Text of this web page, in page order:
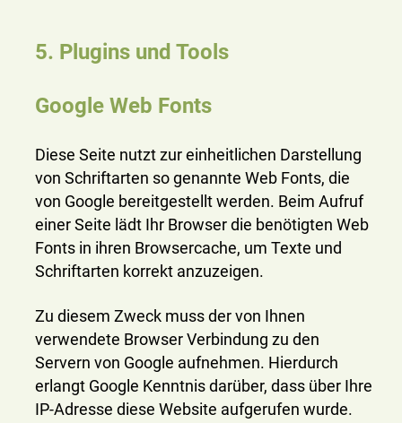
5. Plugins und Tools
Google Web Fonts
Diese Seite nutzt zur einheitlichen Darstellung
von Schriftarten so genannte Web Fonts, die
von Google bereitgestellt werden. Beim Aufruf
einer Seite lädt Ihr Browser die benötigten Web
Fonts in ihren Browsercache, um Texte und
Schriftarten korrekt anzuzeigen.
Zu diesem Zweck muss der von Ihnen
verwendete Browser Verbindung zu den
Servern von Google aufnehmen. Hierdurch
erlangt Google Kenntnis darüber, dass über Ihre
IP-Adresse diese Website aufgerufen wurde.